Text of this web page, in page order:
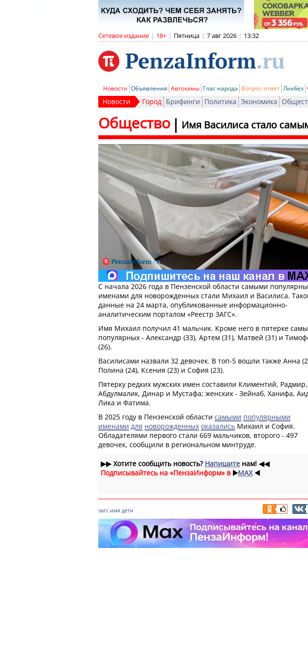
Сетевое издание | 18+ | Пятница | 7 авг 2026 | 13:32
Новости Объявления Автохамы Глас народа Вопрос-ответ Ликбез
Новости Город Брифинги Политика Экономика
Имя Василиса стало
Общество
С начала 2026 года в Пензенской области самыми
именами для новорожденных стали Михаил и Василиса.
данные на 24 марта, опубликованные информационно-
аналитическим порталом «Реестр ЗАГС».
Имя Михаил получил 41 мальчик. Кроме него в пятерке
популярных - Александр (33), Артем (31), Матвей (31) и
(26).
Василисами назвали 32 девочек. В топ-5 вошли также Анна
Полина (24), Ксения (23) и София (23).
Пятерку редких мужских имен составили Климентий, Радмир,
Абдулмалик, Динар и Мустафа; женских - Зейнаб, Ханифа,
Лика и Фатима.
В 2025 году в Пензенской области самыми популярными
именами для новорожденных оказались Михаил и София.
Обладателями первого стали 669 мальчиков, второго - 497
девочек, сообщили в региональном минтруде.
▶▶Хотите сообщить новость? Напишите нам! ◀◀
Подписывайтесь на «ПензаИнформ» в ▶️MAX ◀️
загс имя дети